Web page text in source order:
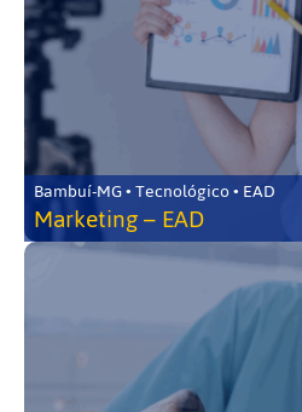
Bambuí-MG • Tecnológico • EAD
Marketing – EAD